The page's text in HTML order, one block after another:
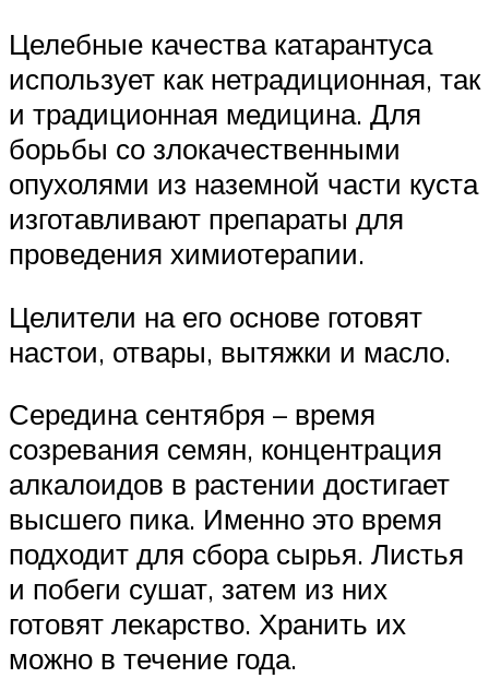
Целебные качества катарантуса
использует как нетрадиционная, так
и традиционная медицина. Для
борьбы со злокачественными
опухолями из наземной части куста
изготавливают препараты для
проведения химиотерапии.
Целители на его основе готовят
настои, отвары, вытяжки и масло.
Середина сентября – время
созревания семян, концентрация
алкалоидов в растении достигает
высшего пика. Именно это время
подходит для сбора сырья. Листья
и побеги сушат, затем из них
готовят лекарство. Хранить их
можно в течение года.